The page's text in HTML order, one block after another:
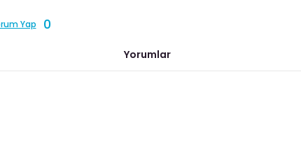
Yap 0
Yorumlar